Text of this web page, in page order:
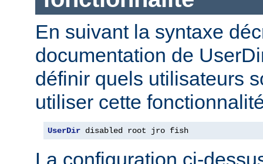
En suivant la syntaxe
documentation de
définir quels utilisateurs
utiliser cette
UserDir disabled root jro fish
La configuration ci-